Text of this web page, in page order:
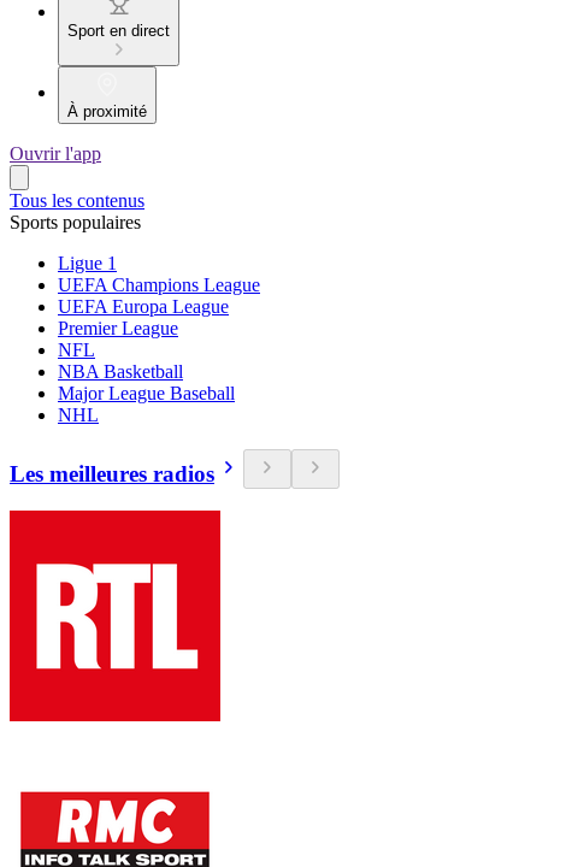
Sport en direct
À proximité
Ouvrir l'app
Tous les contenus
Sports populaires
Ligue 1
UEFA Champions League
UEFA Europa League
Premier League
NFL
NBA Basketball
Major League Baseball
NHL
Les meilleures radios